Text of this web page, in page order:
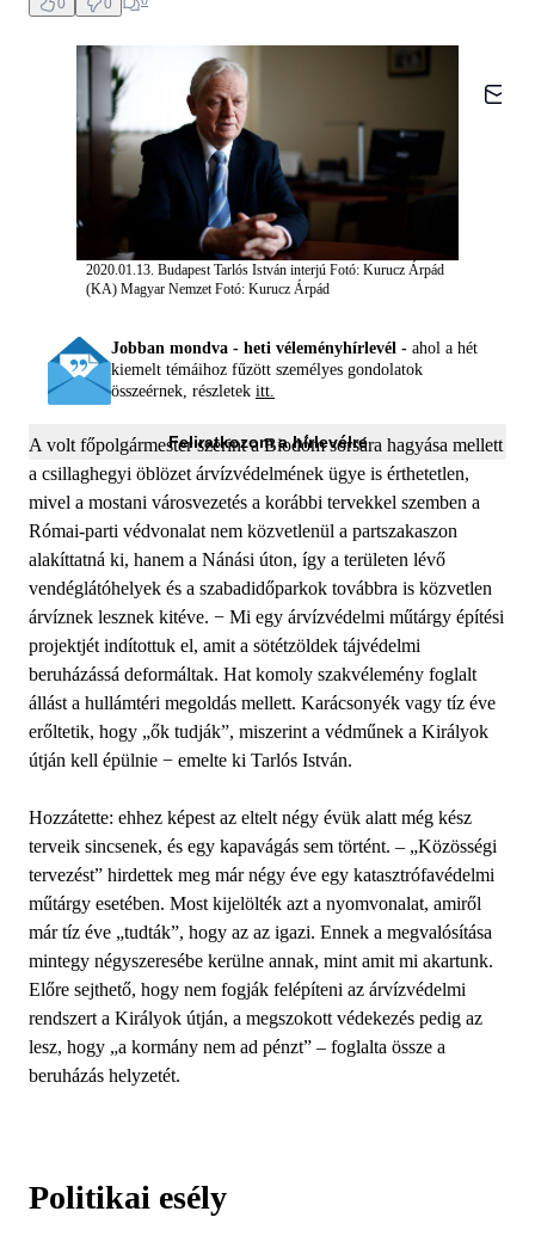
0
0
2020.01.13. Budapest Tarlós István interjú Fotó: Kurucz Árpád
(KA) Magyar NemzetFotó: Kurucz Árpád
Jobban mondva - heti véleményhírlevél - ahol a hét
kiemelt témáihoz fűzött személyes gondolatok
összeérnek, részletek itt.
Feliratkozom a hírlevélre
A volt főpolgármester szerint a Biodóm sorsára hagyása mellett
a csillaghegyi öblözet árvízvédelmének ügye is érthetetlen,
mivel a mostani városvezetés a korábbi tervekkel szemben a
Római-parti védvonalat nem közvetlenül a partszakaszon
alakíttatná ki, hanem a Nánási úton, így a területen lévő
vendéglátóhelyek és a szabadidőparkok továbbra is közvetlen
árvíznek lesznek kitéve. − Mi egy árvízvédelmi műtárgy építési
projektjét indítottuk el, amit a sötétzöldek tájvédelmi
beruházássá deformáltak. Hat komoly szakvélemény foglalt
állást a hullámtéri megoldás mellett. Karácsonyék vagy tíz éve
erőltetik, hogy „ők tudják”, miszerint a védműnek a Királyok
útján kell épülnie − emelte ki Tarlós István.
Hozzátette: ehhez képest az eltelt négy évük alatt még kész
terveik sincsenek, és egy kapavágás sem történt. – „Közösségi
tervezést” hirdettek meg már négy éve egy katasztrófavédelmi
műtárgy esetében. Most kijelölték azt a nyomvonalat, amiről
már tíz éve „tudták”, hogy az az igazi. Ennek a megvalósítása
mintegy négyszeresébe kerülne annak, mint amit mi akartunk.
Előre sejthető, hogy nem fogják felépíteni az árvízvédelmi
rendszert a Királyok útján, a megszokott védekezés pedig az
lesz, hogy „a kormány nem ad pénzt” – foglalta össze a
beruházás helyzetét.
Politikai esély